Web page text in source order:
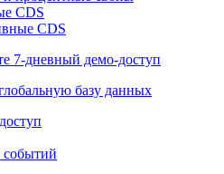
процентные свопы
CDS
7-дневный
базу данных